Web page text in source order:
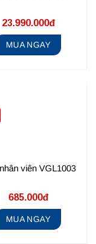
23.990.000đ
MUA NGAY
viên VGL1003
685.000đ
MUA NGAY